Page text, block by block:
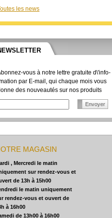
les news
vous à notre lettre gratuite d\'info-
par E-mail, qui chaque mois vous
des nouveautés sur nos produits
MAGASIN
, Mercredi le matin
sur rendez-vous et
de 13h à 15h00
le matin uniquement
rendez-vous et ouvert de
à 16h00
de 13h00 à 16h00